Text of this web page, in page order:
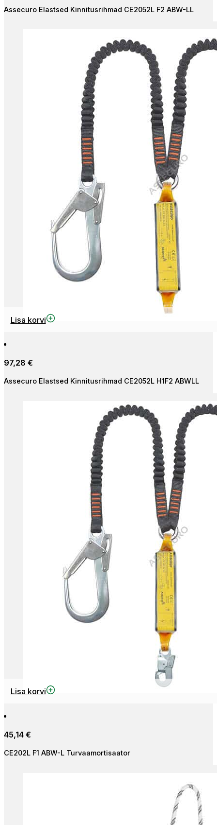
Assecuro Elastsed Kinnitusrihmad CE2052L F2 ABW-LL
Lisa korvi
97,28 €
Assecuro Elastsed Kinnitusrihmad CE2052L H1F2 ABWLL
Lisa korvi
45,14 €
CE202L F1 ABW-L Turvaamortisaator